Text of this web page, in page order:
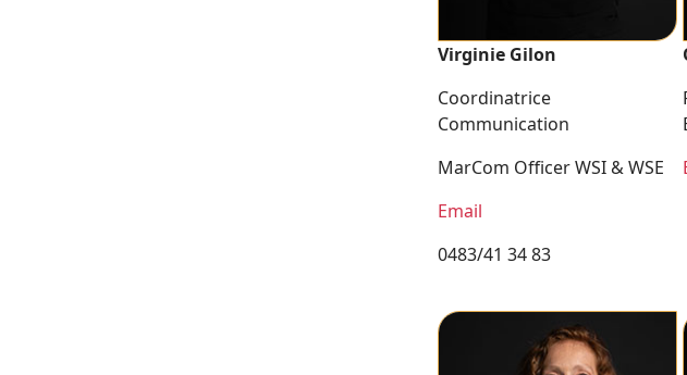
Virginie Gilon
Coordinatrice
Communication
MarCom Officer WSI & WSE
Email
0483/41 34 83